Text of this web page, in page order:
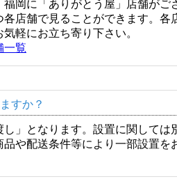
福岡に「ありがとう屋」店舗が
各店舗で見ることができます。
軽にお立ち寄り下さい。
一覧
すか？
し」となります。設置に関して
品や配送条件等により一部設置